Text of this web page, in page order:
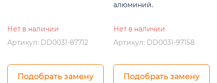
Нет в наличии
Артикул: DD0031-87712
Подобрать замену
алюминий.
Нет в наличии
Артикул: DD0031-97158
Подобрать замену